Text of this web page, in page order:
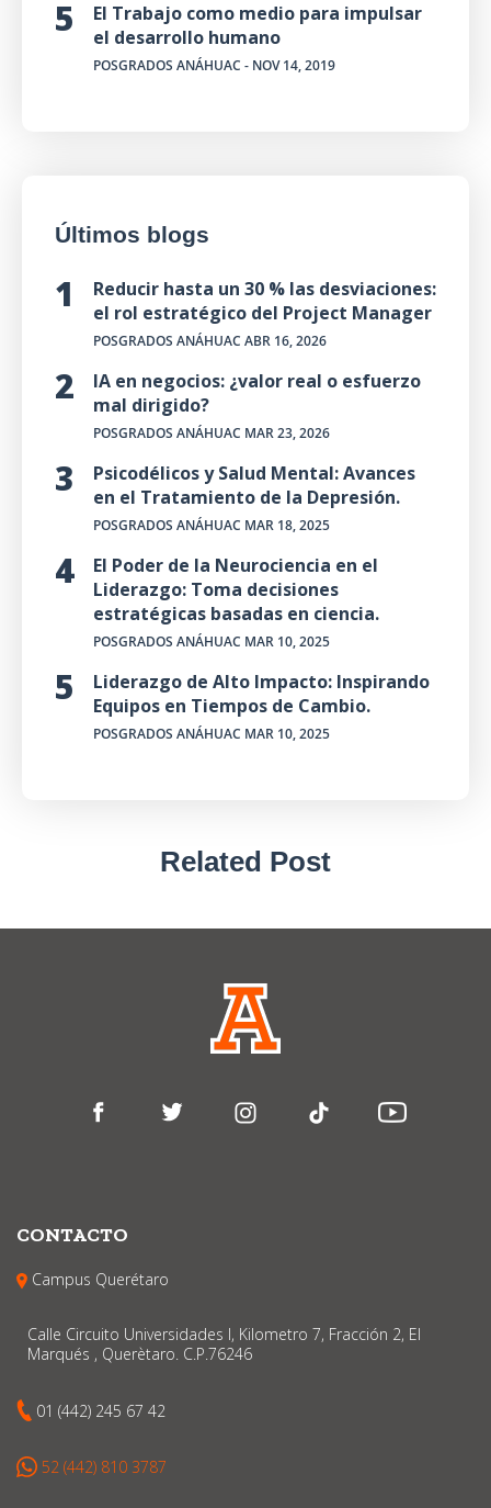
El Trabajo como medio para impulsar
el desarrollo humano
POSGRADOS ANÁHUAC - NOV 14, 2019
Últimos blogs
Reducir hasta un 30 % las desviaciones:
el rol estratégico del Project Manager
POSGRADOS ANÁHUAC ABR 16, 2026
IA en negocios: ¿valor real o esfuerzo
mal dirigido?
POSGRADOS ANÁHUAC MAR 23, 2026
Psicodélicos y Salud Mental: Avances
en el Tratamiento de la Depresión.
POSGRADOS ANÁHUAC MAR 18, 2025
El Poder de la Neurociencia en el
Liderazgo: Toma decisiones
estratégicas basadas en ciencia.
POSGRADOS ANÁHUAC MAR 10, 2025
Liderazgo de Alto Impacto: Inspirando
Equipos en Tiempos de Cambio.
POSGRADOS ANÁHUAC MAR 10, 2025
Related Post
CONTACTO
Campus Querétaro
Calle Circuito Universidades I, Kilometro 7, Fracción 2, El
Marqués , Querètaro. C.P.76246
01 (442) 245 67 42
52 (442) 810 3787